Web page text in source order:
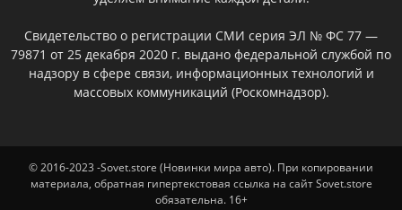
Свидетельство о регистрации СМИ серия ЭЛ № ФС 77 —
79871 от 25 декабря 2020 г. выдано федеральной службой по
надзору в сфере связи, информационных технологий и
массовых коммуникаций (Роскомнадзор).
© 2016-2023 -Sovet.store (Новинки мира авто). При копировании
материала, обратная гипертекстовая ссылка на сайт Sovet.store
обязательна. 16+